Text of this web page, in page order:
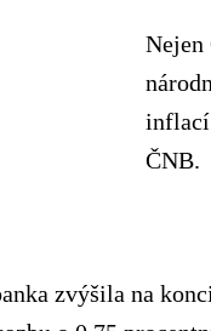
Nejen
ČNB.
zvýšila na